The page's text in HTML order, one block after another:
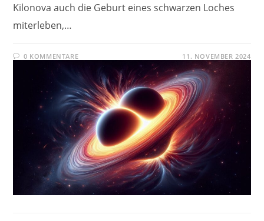
Kilonova auch die Geburt eines schwarzen Loches
miterleben,…
0 KOMMENTARE 11. NOVEMBER 2024